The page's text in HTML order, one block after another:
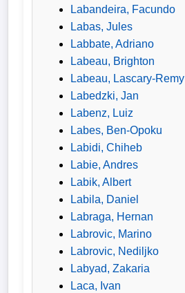
Bundesliga
Ergebnisse
Fußballspieler
Labandeira, Facundo
Labas, Jules
Labbate, Adriano
Labeau, Brighton
Labeau, Lascary-Remy
Labedzki, Jan
Labenz, Luiz
Labes, Ben-Opoku
Labidi, Chiheb
Labie, Andres
Labik, Albert
Labila, Daniel
Labraga, Hernan
Labrovic, Marino
Labrovic, Nediljko
Labyad, Zakaria
Laca, Ivan